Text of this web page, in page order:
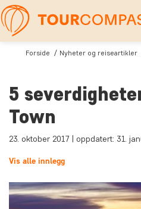
Forside Nyheter og reiseartikler
5
Town
23. oktober 2017 | oppdatert: 31.
Vis alle innlegg